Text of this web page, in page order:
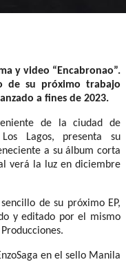
y video “Encabronao”.
de su próximo trabajo
a fines de 2023.
de la ciudad de
Lagos, presenta su
a su álbum corta
verá la luz en diciembre
de su próximo EP,
y editado por el mismo
en el sello Manila